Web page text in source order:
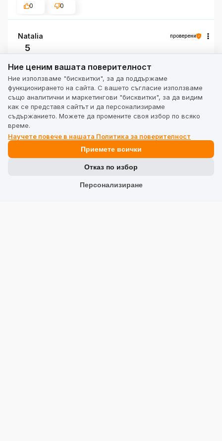
0
0
Natalia проверени
5
5/11/2026
0
0
henryk
5
Клиентска оценка на продукта: Отлично
0
0
Ние ценим вашата поверителност
Ние използваме "бисквитки", за да поддържаме
функционирането на сайта. С вашето съгласие използваме
също аналитични и маркетингови "бисквитки", за да видим
как се представя сайтът и да персонализираме
съдържанието. Можете да промените своя избор по всяко
време.
Научете повече в нашата Политика за поверителност
Персонализиране
Отказ по избор
Приемете всички